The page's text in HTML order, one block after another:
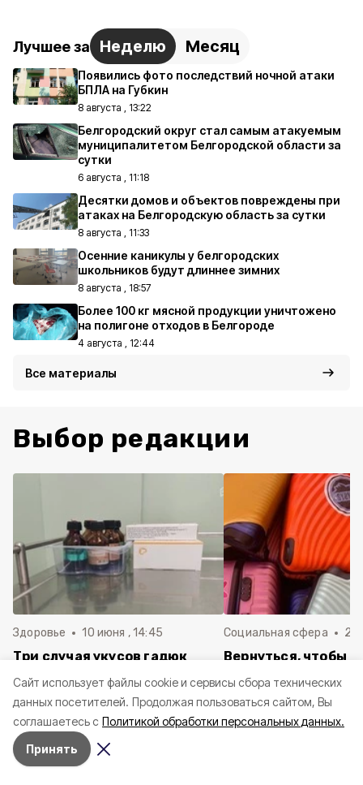
Cайт использует файлы cookie и сервисы сбора технических
данных посетителей. Продолжая пользоваться сайтом, Вы
соглашаетесь с Политикой обработки персональных данных.
Принять
Лучшее за Неделю Месяц
Появились фото последствий ночной атаки
БПЛА на Губкин
8 августа , 13:22
Белгородский округ стал самым атакуемым
муниципалитетом Белгородской области за
сутки
6 августа , 11:18
Десятки домов и объектов повреждены при
атаках на Белгородскую область за сутки
8 августа , 11:33
Осенние каникулы у белгородских
школьников будут длиннее зимних
8 августа , 18:57
Более 100 кг мясной продукции уничтожено
на полигоне отходов в Белгороде
4 августа , 12:44
Все материалы
Выбор редакции
Здоровье 10 июня , 14:45
Три случая укусов гадюк
Белгородской области с
начала года
Социальная сфера 20
Вернуться, чтобы
в Белгородскую
пять лет